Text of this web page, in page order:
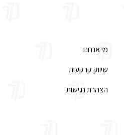
מי אנחנו
שיווק קרקעות
הצהרת נגישות